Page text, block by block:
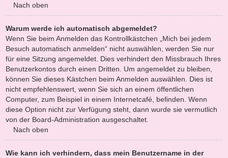
Nach oben
Warum werde ich automatisch abgemeldet?
Wenn Sie beim Anmelden das Kontrollkästchen „Mich bei jedem
Besuch automatisch anmelden“ nicht auswählen, werden Sie nur
für eine Sitzung angemeldet. Dies verhindert den Missbrauch Ihres
Benutzerkontos durch einen Dritten. Um angemeldet zu bleiben,
können Sie dieses Kästchen beim Anmelden auswählen. Dies ist
nicht empfehlenswert, wenn Sie sich an einem öffentlichen
Computer, zum Beispiel in einem Internetcafé, befinden. Wenn
diese Option nicht zur Verfügung steht, dann wurde sie vermutlich
von der Board-Administration ausgeschaltet.
Nach oben
Wie kann ich verhindern, dass mein Benutzername in der